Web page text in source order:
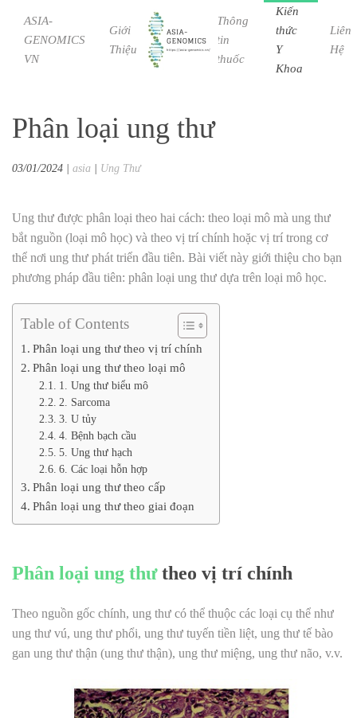
Skip to main content
ASIA-
GENOMICS
VN
Giới
Thiệu
Bệnh
Học
Thông
tin
thuốc
Kiến
thức
Y
Khoa
Liên
Hệ
Phân loại ung thư
03/01/2024 asia Ung Thư
Ung thư được phân loại theo hai cách: theo loại mô mà ung thư
bắt nguồn (loại mô học) và theo vị trí chính hoặc vị trí trong cơ
thể nơi ung thư phát triển đầu tiên. Bài viết này giới thiệu cho bạn
phương pháp đầu tiên: phân loại ung thư dựa trên loại mô học.
Table of Contents
Phân loại ung thư theo vị trí chính
Phân loại ung thư theo loại mô
1. Ung thư biểu mô
2. Sarcoma
3. U tủy
4. Bệnh bạch cầu
5. Ung thư hạch
6. Các loại hỗn hợp
Phân loại ung thư theo cấp
Phân loại ung thư theo giai đoạn
Phân loại ung thưtheo vị trí chính
Theo nguồn gốc chính, ung thư có thể thuộc các loại cụ thể như
ung thư vú, ung thư phổi, ung thư tuyến tiền liệt, ung thư tế bào
gan ung thư thận (ung thư thận), ung thư miệng, ung thư não, v.v.